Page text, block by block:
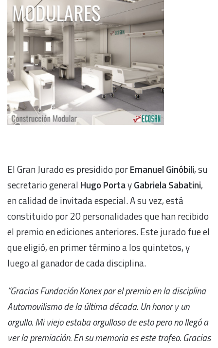
El Gran Jurado es presidido porEmanuel Ginóbili, su
secretario general Hugo PortayGabriela Sabatini,
en calidad de invitada especial. A su vez, está
constituido por 20 personalidades que han recibido
el premio en ediciones anteriores. Este jurado fue el
que eligió, en primer término a los quintetos, y
luego al ganador de cada disciplina.
“Gracias Fundación Konex por el premio en la disciplina
Automovilismo de la última década. Un honor y un
orgullo. Mi viejo estaba orgulloso de esto pero no llegó a
ver la premiación. En su memoria es este trofeo. Gracias